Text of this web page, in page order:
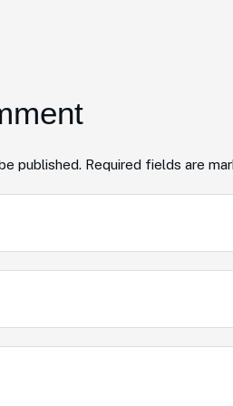
published. Required fields are